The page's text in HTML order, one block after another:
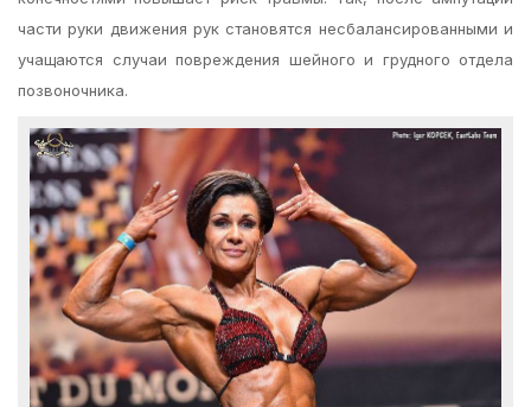
части руки движения рук становятся несбалансированными и
учащаются случаи повреждения шейного и грудного отдела
позвоночника.